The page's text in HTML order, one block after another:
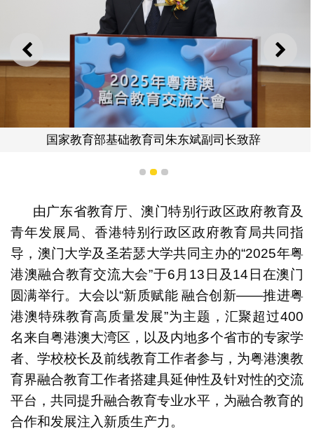
上一则 下一
国家教育部基础教育司朱东斌副司长致辞
1 2 3
由广东省教育厅、澳门特别行政区政府教育及
青年发展局、香港特别行政区政府教育局共同指
导，澳门大学及圣若瑟大学共同主办的“2025年粤
港澳融合教育交流大会”于6月13日及14日在澳门
圆满举行。大会以“新质赋能 融合创新——推进粤
港澳特殊教育高质量发展”为主题，汇聚超过400
名来自粤港澳大湾区，以及内地多个省市的专家学
者、学校校长及前线教育工作者参与，为粤港澳教
育界融合教育工作者搭建具延伸性及针对性的交流
平台，共同提升融合教育专业水平，为融合教育的
合作和发展注入新质生产力。